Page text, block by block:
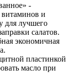
-
витаминов и
для лучшего
салатов.
экономичная
пластинкой
масло при